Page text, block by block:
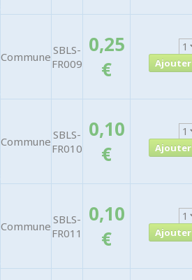
Commune SBLS-
FR009
0,25
€
Commune SBLS-
FR010
0,10
€
Commune SBLS-
FR011
0,10
€